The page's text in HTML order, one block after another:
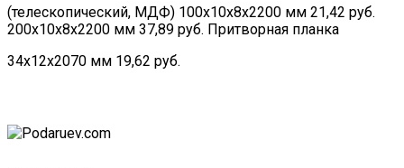
(телескопический, МДФ) 100х10х8х2200 мм 21,42 руб.
200х10х8х2200 мм 37,89 руб. Притворная планка
34х12х2070 мм 19,62 руб.